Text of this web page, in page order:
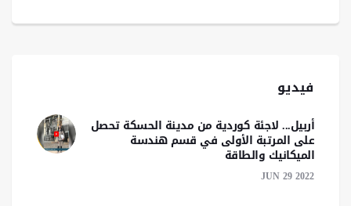
فيديو
أربيل... لاجئة كوردية من مدينة الحسكة تحصل
على المرتبة الأولى في قسم هندسة
الميكانيك والطاقة
JUN 29 2022